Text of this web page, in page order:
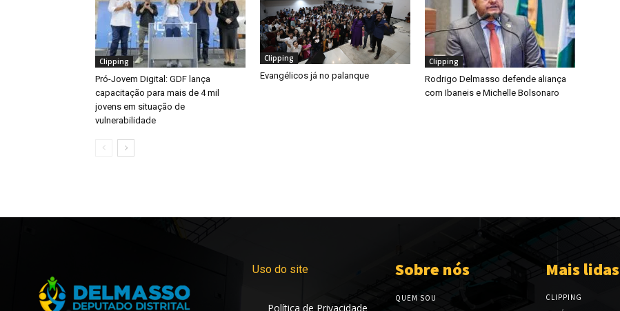
Clipping
Pró-Jovem Digital: GDF lança
capacitação para mais de 4 mil
jovens em situação de
vulnerabilidade
Clipping
Evangélicos já no palanque
Clipping
Rodrigo Delmasso defende aliança
com Ibaneis e Michelle Bolsonaro
Uso do site
Política de Privacidade
Sobre nós
QUEM SOU
Mais lidas
CLIPPING